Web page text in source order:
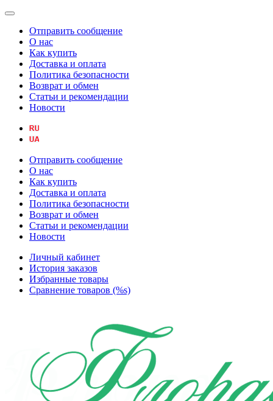
Отправить сообщение
О нас
Как купить
Доставка и оплата
Политика безопасности
Возврат и обмен
Статьи и рекомендации
Новости
Отправить сообщение
О нас
Как купить
Доставка и оплата
Политика безопасности
Возврат и обмен
Статьи и рекомендации
Новости
Личный кабинет
История заказов
Избранные товары
Сравнение товаров (%s)